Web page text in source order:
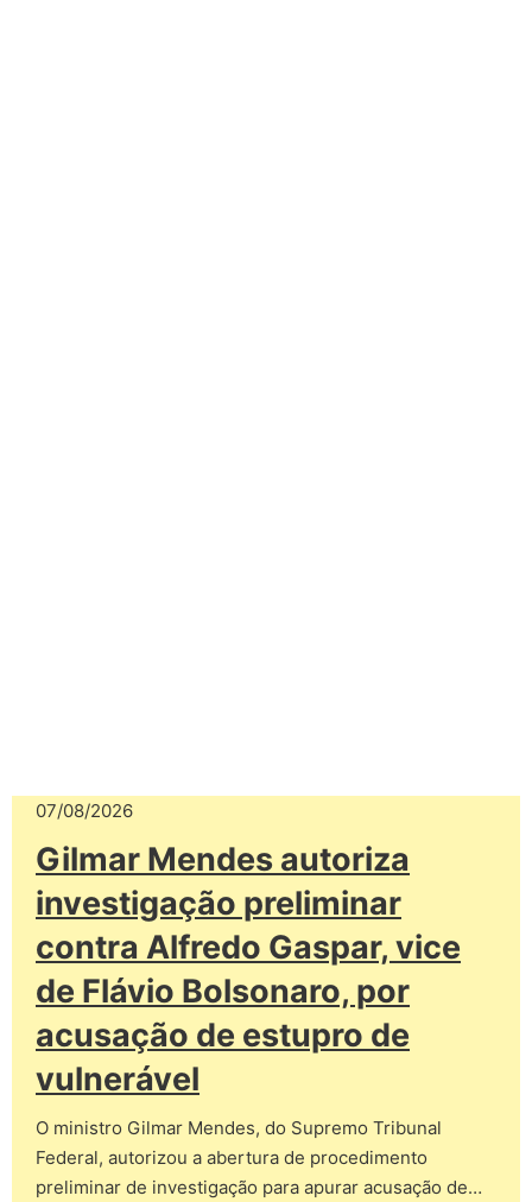
07/08/2026
Gilmar Mendes autoriza
investigação preliminar
contra Alfredo Gaspar, vice
de Flávio Bolsonaro, por
acusação de estupro de
vulnerável
O ministro Gilmar Mendes, do Supremo Tribunal
Federal, autorizou a abertura de procedimento
preliminar de investigação para apurar acusação de…